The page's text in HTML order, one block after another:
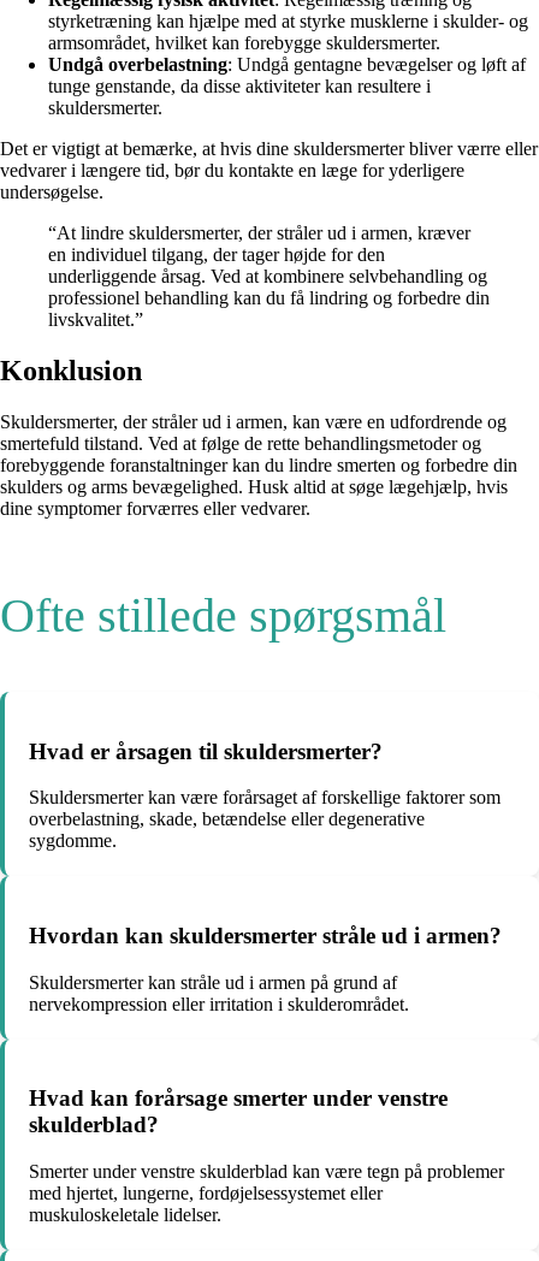
styrketræning kan hjælpe med at styrke musklerne i skulder- og
armsområdet, hvilket kan forebygge skuldersmerter.
Undgå overbelastning: Undgå gentagne bevægelser og løft af
tunge genstande, da disse aktiviteter kan resultere i
skuldersmerter.
Det er vigtigt at bemærke, at hvis dine skuldersmerter bliver værre eller
vedvarer i længere tid, bør du kontakte en læge for yderligere
undersøgelse.
“At lindre skuldersmerter, der stråler ud i armen, kræver
en individuel tilgang, der tager højde for den
underliggende årsag. Ved at kombinere selvbehandling og
professionel behandling kan du få lindring og forbedre din
livskvalitet.”
Konklusion
Skuldersmerter, der stråler ud i armen, kan være en udfordrende og
smertefuld tilstand. Ved at følge de rette behandlingsmetoder og
forebyggende foranstaltninger kan du lindre smerten og forbedre din
skulders og arms bevægelighed. Husk altid at søge lægehjælp, hvis
dine symptomer forværres eller vedvarer.
Ofte stillede spørgsmål
Hvad er årsagen til skuldersmerter?
Skuldersmerter kan være forårsaget af forskellige faktorer som
overbelastning, skade, betændelse eller degenerative
sygdomme.
Hvordan kan skuldersmerter stråle ud i armen?
Skuldersmerter kan stråle ud i armen på grund af
nervekompression eller irritation i skulderområdet.
Hvad kan forårsage smerter under venstre
skulderblad?
Smerter under venstre skulderblad kan være tegn på problemer
med hjertet, lungerne, fordøjelsessystemet eller
muskuloskeletale lidelser.